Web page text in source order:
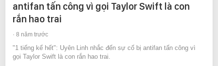
antifan tấn công vì gọi Taylor Swift là con
rắn hao trai
8 năm trước
"1 tiếng kể hết": Uyên Linh nhắc đến sự cố bị antifan tấn công vì
gọi Taylor Swift là con rắn hao trai.